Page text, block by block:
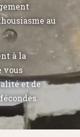
au
à la
vous
et de